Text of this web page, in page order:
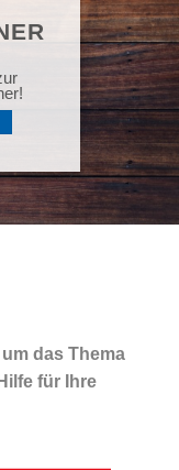
das Thema
für Ihre